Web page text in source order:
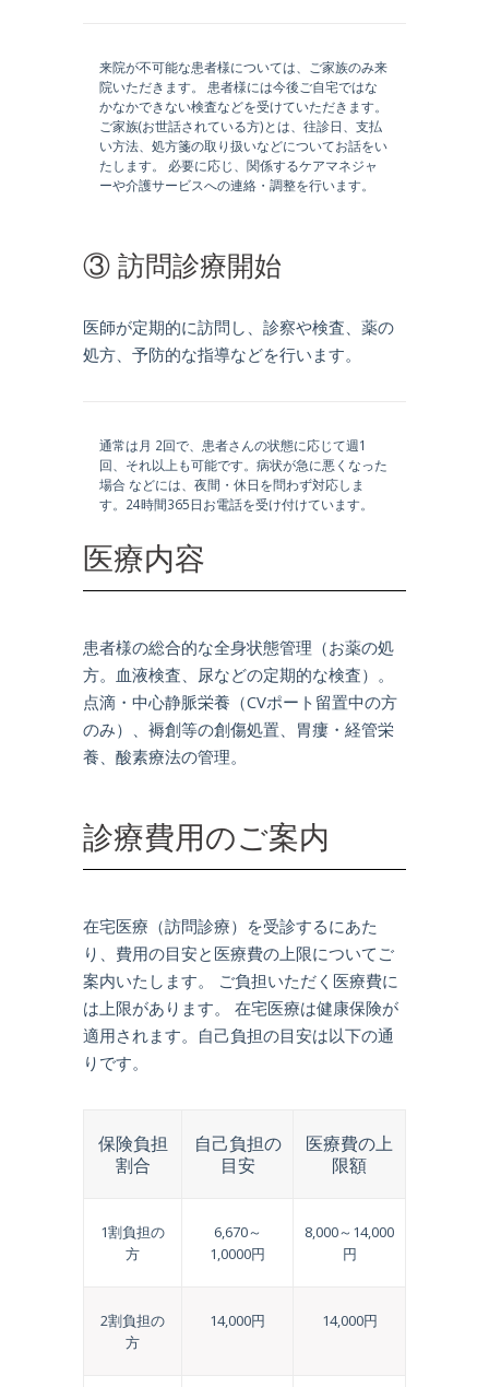
来院が不可能な患者様については、ご家族のみ来
院いただきます。 患者様には今後ご自宅ではな
かなかできない検査などを受けていただきます。
ご家族(お世話されている方)とは、往診日、支払
い方法、処方箋の取り扱いなどについてお話をい
たします。 必要に応じ、関係するケアマネジャ
ーや介護サービスへの連絡・調整を行います。
③ 訪問診療開始
医師が定期的に訪問し、診察や検査、薬の
処方、予防的な指導などを行います。
通常は月 2回で、患者さんの状態に応じて週1
回、それ以上も可能です。病状が急に悪くなった
場合 などには、夜間・休日を問わず対応しま
す。24時間365日お電話を受け付けています。
医療内容
患者様の総合的な全身状態管理（お薬の処
方。血液検査、尿などの定期的な検査）。
点滴・中心静脈栄養（CVポート留置中の方
のみ）、褥創等の創傷処置、胃瘻・経管栄
養、酸素療法の管理。
診療費用のご案内
在宅医療（訪問診療）を受診するにあた
り、費用の目安と医療費の上限についてご
案内いたします。 ご負担いただく医療費に
は上限があります。 在宅医療は健康保険が
適用されます。自己負担の目安は以下の通
りです。
保険負担
割合
自己負担の
目安
医療費の上
限額
1割負担の
方
6,670～
1,0000円
8,000～14,000
円
2割負担の
方
14,000円 14,000円